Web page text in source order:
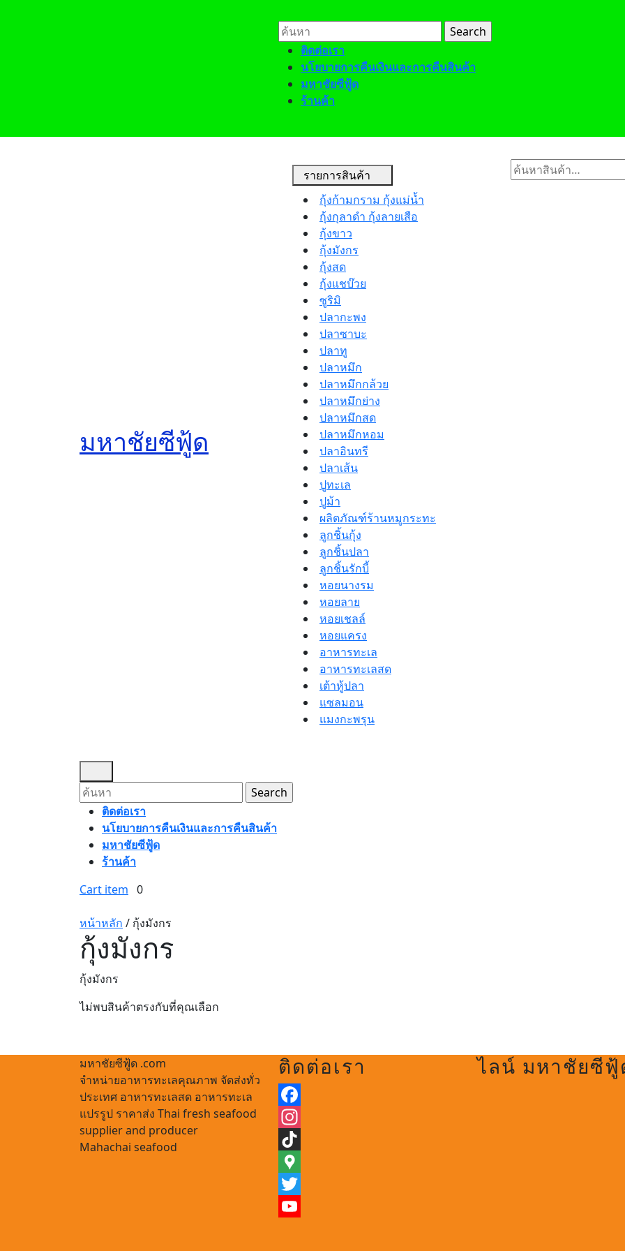
Search
for: ติดต่อเรา
นโยบายการคืนเงินและการคืนสินค้า
มหาชัยซีฟู้ด
ร้านค้า
มหาชัยซีฟู้ด
รายการสินค้า
กุ้งก้ามกราม กุ้งแม่น้ำ
กุ้งกุลาดำ กุ้งลายเสือ
กุ้งขาว
กุ้งมังกร
กุ้งสด
กุ้งแชบ๊วย
ซูริมิ
ปลากะพง
ปลาซาบะ
ปลาทู
ปลาหมึก
ปลาหมึกกล้วย
ปลาหมึกย่าง
ปลาหมึกสด
ปลาหมึกหอม
ปลาอินทรี
ปลาเส้น
ปูทะเล
ปูม้า
ผลิตภัณฑ์ร้านหมูกระทะ
ลูกชิ้นกุ้ง
ลูกชิ้นปลา
ลูกชิ้นรักบี้
หอยนางรม
หอยลาย
หอยเชลล์
หอยแครง
อาหารทะเล
อาหารทะเลสด
เต้าหู้ปลา
แซลมอน
แมงกะพรุน
ค้นหา:
Menu
Search
for: ติดต่อเรา
นโยบายการคืนเงินและการคืนสินค้า
มหาชัยซีฟู้ด
ร้านค้า
Cart item Cart
0Close
หน้าหลัก / กุ้งมังกร
กุ้งมังกร
กุ้งมังกร
ไม่พบสินค้าตรงกับที่คุณเลือก
to
มหาชัยซีฟู้ด .com
จำหน่ายอาหารทะเลคุณภาพ จัดส่งทั่ว
ประเทศ อาหารทะเลสด อาหารทะเล
แปรรูป ราคาส่ง Thai fresh seafood
supplier and producer
Mahachai seafood
ติดต่อเรา
Facebook
Instagram
TikTok
Google
Maps
Twitter
ไลน์ มหาชัยซีฟู้